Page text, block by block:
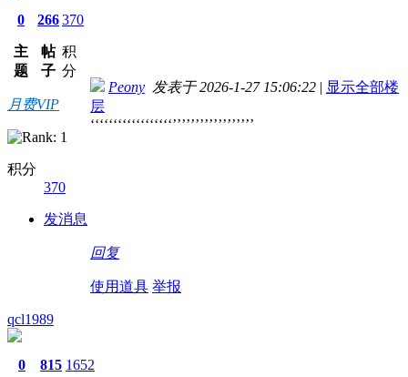
0
主
题
266
帖
子
370
积
分
月费VIP
积分
370
发消息
Peony 发表于 2026-1-27 15:06:22 | 显示全部楼
层
‘‘‘‘‘‘‘‘‘‘‘‘‘‘‘‘‘‘’’’’’’’’’’’’’’’’’’
回复
使用道具 举报
qcl1989
0 815 1652